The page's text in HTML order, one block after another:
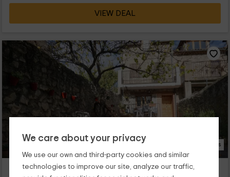
We care about your privacy
We use our own and third-party cookies and similar
technologies to improve our site, analyze our traffic,
VIEW DEAL
62 Photos
Casa Rural San Ignacio